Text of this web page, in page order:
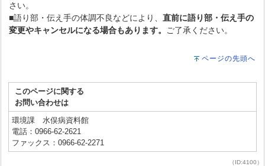
さい。
■語り部・伝え手の体調不良などにより、直前に語り部・伝え手の
変更やキャンセルになる場合もあります。 ご了承ください。
ページの先頭へ
このページに関する
お問い合わせは
環境課 水俣病資料館
電話：0966-62-2621
ファックス：0966-62-2271
（ID:4100）